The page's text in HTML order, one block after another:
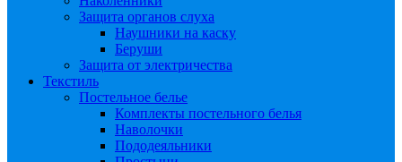
Защита органов слуха
Наушники на каску
Беруши
Защита от электричества
Текстиль
Постельное белье
Комплекты постельного белья
Наволочки
Пододеяльники